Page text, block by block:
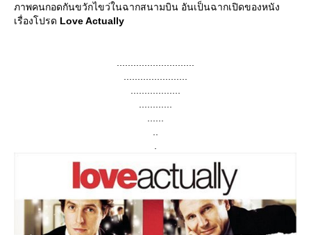
ภาพคนกอดกันขวักไขว่ในฉากสนามบิน อันเป็นฉากเปิดของหนัง
เรื่องโปรด Love Actually